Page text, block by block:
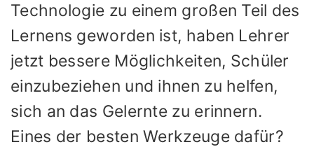
Technologie zu einem großen Teil des
Lernens geworden ist, haben Lehrer
jetzt bessere Möglichkeiten, Schüler
einzubeziehen und ihnen zu helfen,
sich an das Gelernte zu erinnern.
Eines der besten Werkzeuge dafür?